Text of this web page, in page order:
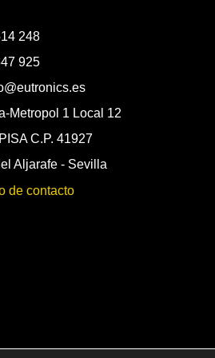
248
925
Metropol 1 Local 12
C.P. 41927
Aljarafe - Sevilla
de contacto